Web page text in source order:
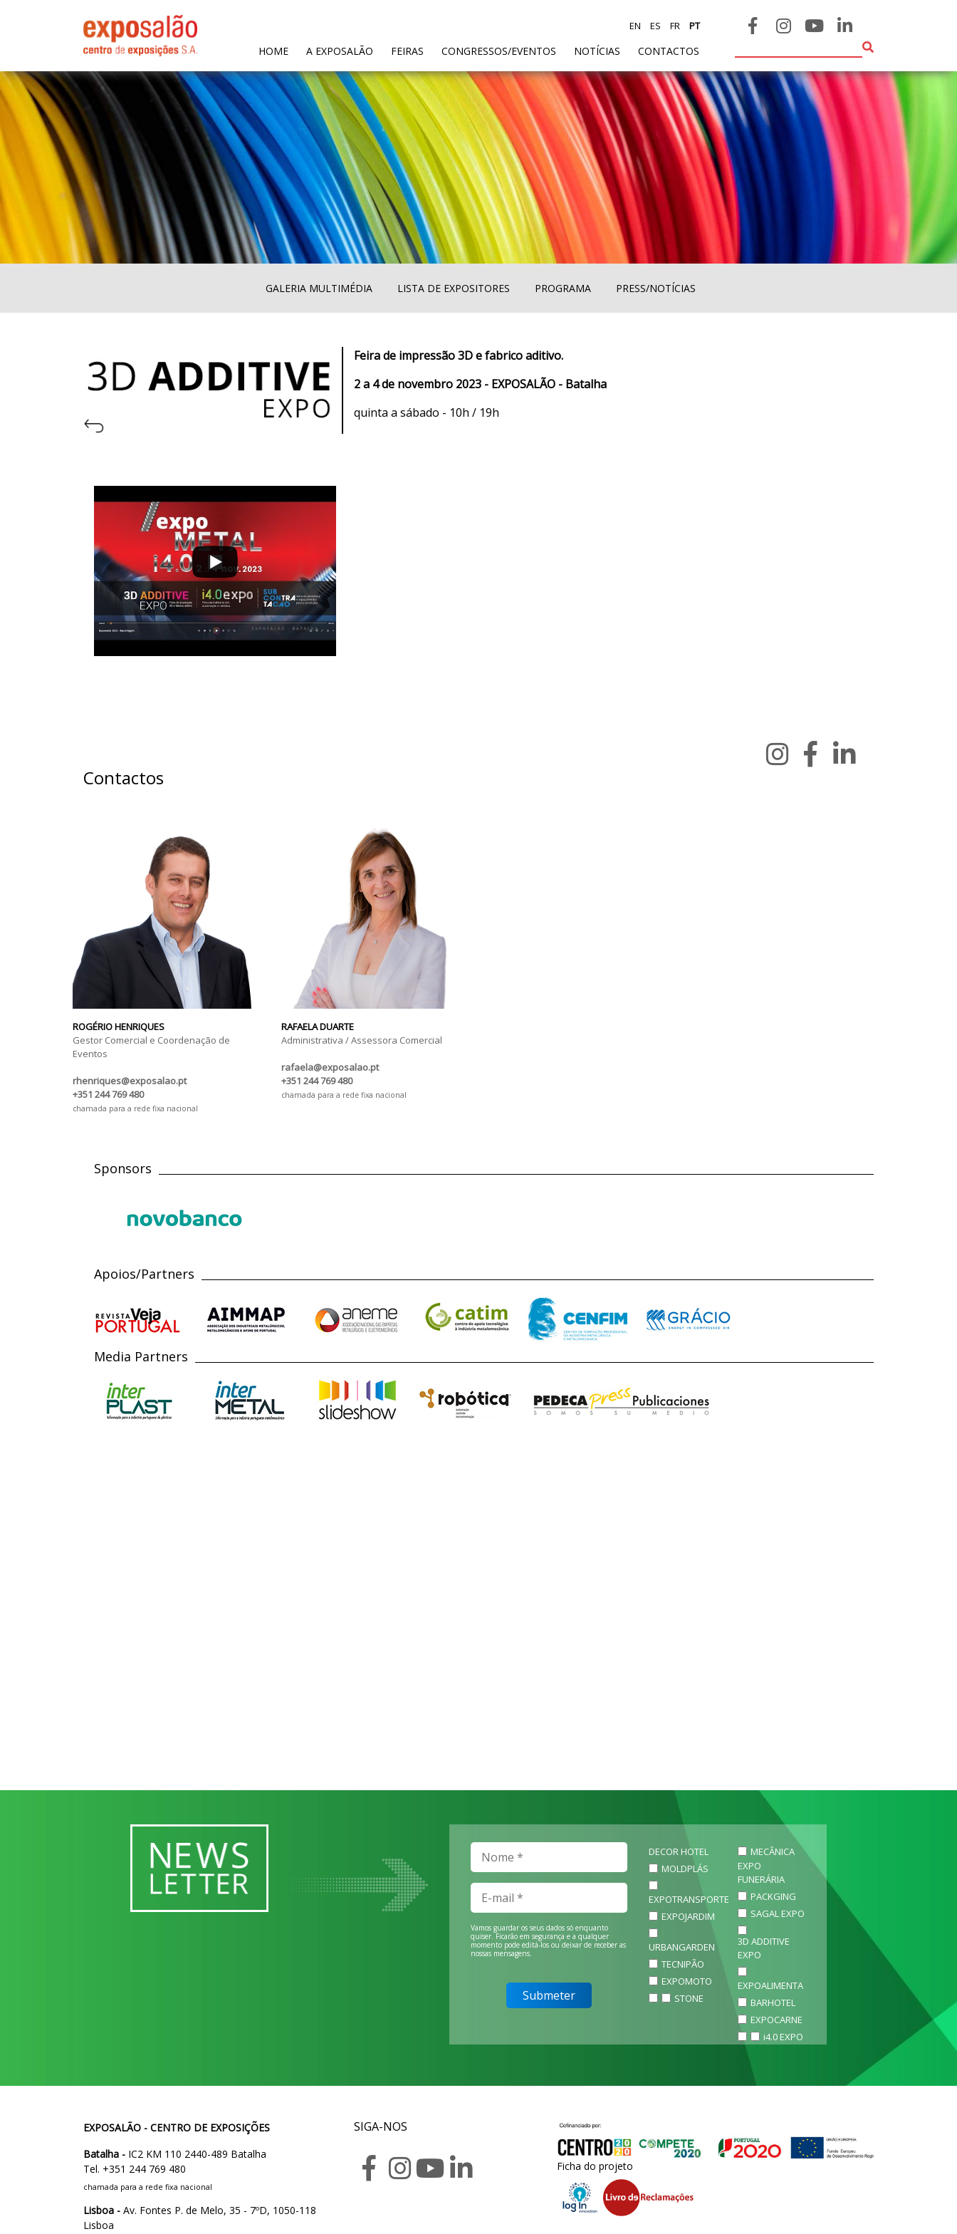
HOME(CURRENT)
A EXPOSALÃO FEIRAS CONGRESSOS/EVENTOS NOTÍCIAS CONTACTOS
EN ES FR PT
GALERIA MULTIMÉDIA LISTA DE EXPOSITORES PROGRAMA PRESS/NOTÍCIAS
Feira de impressão 3D e fabrico aditivo.
2 a 4 de novembro 2023 - EXPOSALÃO - Batalha
quinta a sábado - 10h / 19h
Contactos
ROGÉRIO HENRIQUES
Gestor Comercial e Coordenação de
Eventos
rhenriques@exposalao.pt
+351 244 769 480
chamada para a rede fixa nacional
RAFAELA DUARTE
Administrativa / Assessora Comercial
rafaela@exposalao.pt
+351 244 769 480
chamada para a rede fixa nacional
Sponsors
Apoios/Partners
Media Partners
Vamos guardar os seus dados só enquanto
quiser. Ficarão em segurança e a qualquer
momento pode editá-los ou deixar de receber as
nossas mensagens.
DECOR HOTEL
MOLDPLÁS
EXPOTRANSPORTE
EXPOJARDIM
URBANGARDEN
TECNIPÃO
EXPOMOTO
STONE
MECÂNICA
EXPO
FUNERÁRIA
PACKGING
SAGAL EXPO
3D ADDITIVE
EXPO
EXPOALIMENTA
BARHOTEL
EXPOCARNE
i4.0 EXPO
EXPOSALÃO - CENTRO DE EXPOSIÇÕES
Batalha - IC2 KM 110 2440-489 Batalha
Tel. +351 244 769 480
chamada para a rede fixa nacional
Lisboa - Av. Fontes P. de Melo, 35 - 7ºD, 1050-118
Lisboa
SIGA-NOS
Ficha do projeto